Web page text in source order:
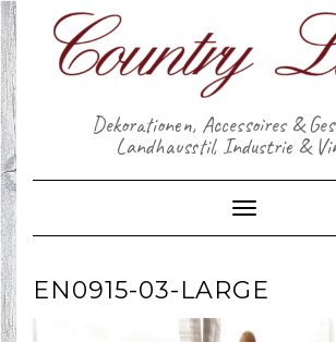
Skip
to
content
Dekorationen, Accessoires &
Landhausstil, Industrie &
Toggle
EN0915-03-LARGE